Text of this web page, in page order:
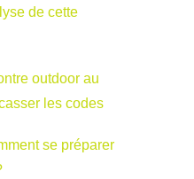
de cette
outdoor au
les codes
se préparer